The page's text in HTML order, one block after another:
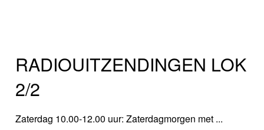
RADIOUITZENDINGEN LOK
2/2
Zaterdag 10.00-12.00 uur: Zaterdagmorgen met ...